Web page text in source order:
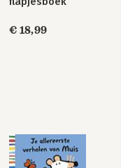
€ 18,99